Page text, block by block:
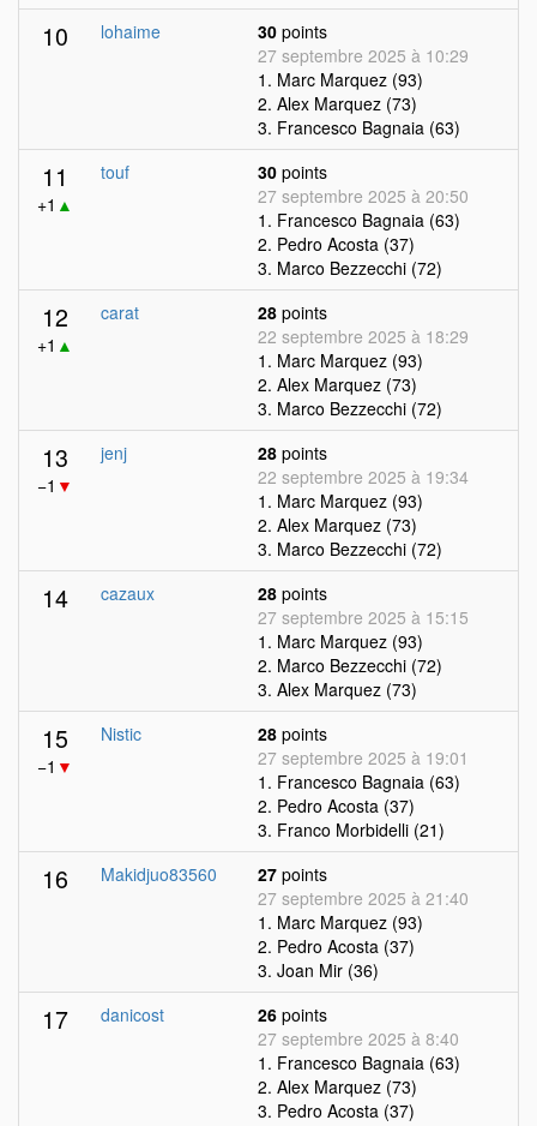
10 lohaime 30 points
27 septembre 2025 à 10:29
1. Marc Marquez (93)
2. Alex Marquez (73)
3. Francesco Bagnaia (63)
11
+1 ▲
touf 30 points
27 septembre 2025 à 20:50
1. Francesco Bagnaia (63)
2. Pedro Acosta (37)
3. Marco Bezzecchi (72)
12
+1 ▲
carat 28 points
22 septembre 2025 à 18:29
1. Marc Marquez (93)
2. Alex Marquez (73)
3. Marco Bezzecchi (72)
13
−1 ▼
jenj 28 points
22 septembre 2025 à 19:34
1. Marc Marquez (93)
2. Alex Marquez (73)
3. Marco Bezzecchi (72)
14 cazaux 28 points
27 septembre 2025 à 15:15
1. Marc Marquez (93)
2. Marco Bezzecchi (72)
3. Alex Marquez (73)
15
−1 ▼
Nistic 28 points
27 septembre 2025 à 19:01
1. Francesco Bagnaia (63)
2. Pedro Acosta (37)
3. Franco Morbidelli (21)
16 Makidjuo83560 27 points
27 septembre 2025 à 21:40
1. Marc Marquez (93)
2. Pedro Acosta (37)
3. Joan Mir (36)
17 danicost 26 points
27 septembre 2025 à 8:40
1. Francesco Bagnaia (63)
2. Alex Marquez (73)
3. Pedro Acosta (37)